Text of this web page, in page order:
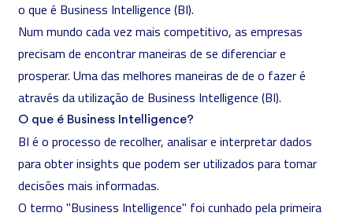
o que é Business Intelligence (BI).
Num mundo cada vez mais competitivo, as empresas
precisam de encontrar maneiras de se diferenciar e
prosperar. Uma das melhores maneiras de de o fazer é
através da utilização de Business Intelligence (BI).
O que é Business Intelligence?
BI é o processo de recolher, analisar e interpretar dados
para obter insights que podem ser utilizados para tomar
decisões mais informadas.
O termo "Business Intelligence" foi cunhado pela primeira